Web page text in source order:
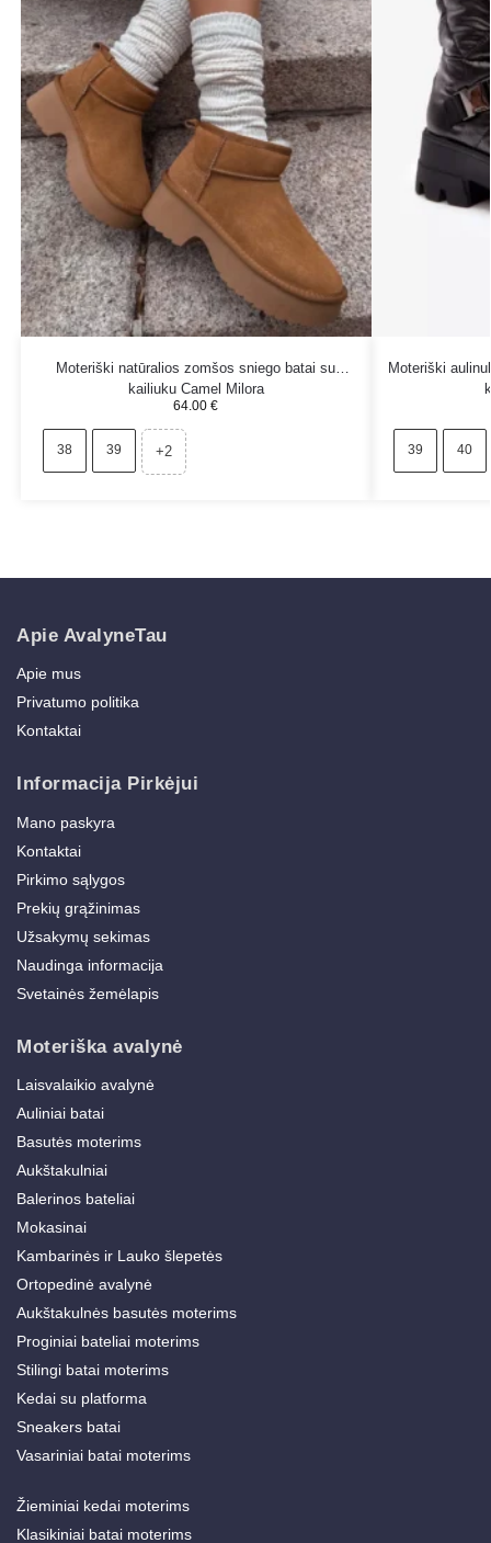
Moteriški natūralios zomšos sniego batai su
kailiuku Camel Milora
64.00€
38 39 +2
Moteriški
39 40
Apie AvalyneTau
Apie mus
Privatumo politika
Kontaktai
Informacija Pirkėjui
Mano paskyra
Kontaktai
Pirkimo sąlygos
Prekių grąžinimas
Užsakymų sekimas
Naudinga informacija
Svetainės žemėlapis
Moteriška avalynė
Laisvalaikio avalynė
Auliniai batai
Basutės moterims
Aukštakulniai
Balerinos bateliai
Mokasinai
Kambarinės ir Lauko šlepetės
Ortopedinė avalynė
Aukštakulnės basutės moterims
Proginiai bateliai moterims
Stilingi batai moterims
Kedai su platforma
Sneakers batai
Vasariniai batai moterims
Žieminiai kedai moterims
Klasikiniai batai moterims